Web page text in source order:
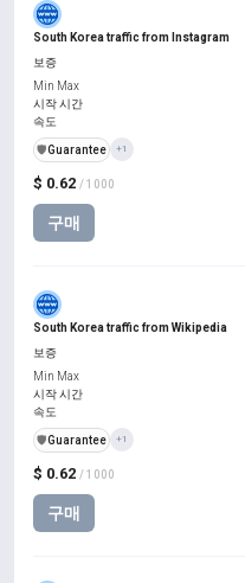
South Korea traffic from Instagram
$ 0.62 / 1000
구매
보증
Min Max
시작 시간
속도
️🛡️Guarantee +1
South Korea traffic from Wikipedia
$ 0.62 / 1000
구매
보증
Min Max
시작 시간
속도
️🛡️Guarantee +1